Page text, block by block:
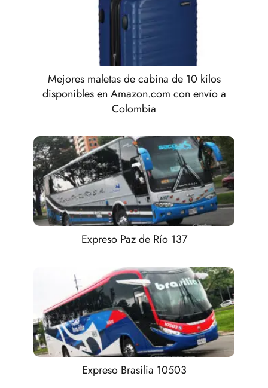
Mejores maletas de cabina de 10 kilos
disponibles en Amazon.com con envío a
Colombia
Expreso Paz de Río 137
Expreso Brasilia 10503